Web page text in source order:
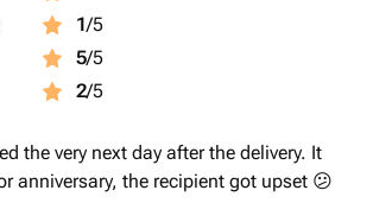
1/5
5/5
2/5
the very next day after the delivery. It
anniversary, the recipient got upset 😕